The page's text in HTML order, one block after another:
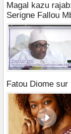
Magal kazu
Serigne Fallou
Fatou Diome